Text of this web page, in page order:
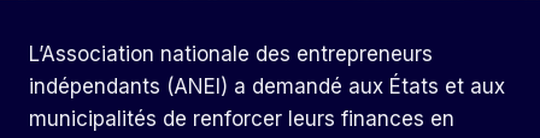
L’Association nationale des entrepreneurs
indépendants (ANEI) a demandé aux États et aux
municipalités de renforcer leurs finances en